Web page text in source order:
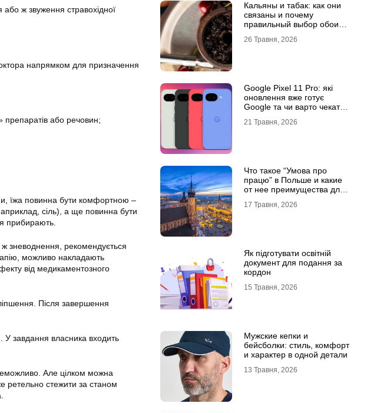
ж звуження стравохідної
напрямком для призначення
препаратів або речовин;
їжа повинна бути комфортною –
сіль), а ще повинна бути
прибирають.
зневоднення, рекомендується
можливо накладають
від медикаментозного
Після завершення
У завдання власника входить
Але цілком можна
ретельно стежити за станом
Кальяны и табак: как они
связаны и почему
правильный выбор обоих
26 Травня, 2026
Google Pixel 11 Pro: які
оновлення вже готує
Google та чи варто чекати
21 Травня, 2026
Что такое “Умова про
працю” в Польше и какие
от нее преимущества для
17 Травня, 2026
Як підготувати освітній
документ для подання за
кордон
15 Травня, 2026
Мужские кепки и
бейсболки: стиль, комфорт
и характер в одной детали
13 Травня, 2026